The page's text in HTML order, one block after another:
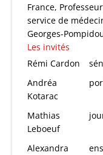
France,
service de
Georges-
Les invités
Rémi Cardon
Andréa
Kotarac
Mathias
Leboeuf
Alexandra